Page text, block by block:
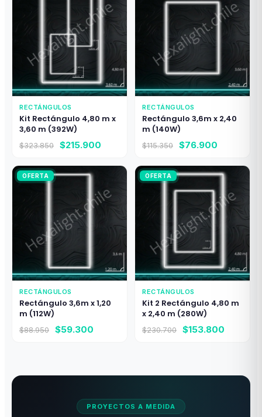
RECTÁNGULOS
Kit Rectángulo 4,80 m x
3,60 m (392W)
$323.850
El
original
era:
$323.850.
$215.900
actual
$215.900.
RECTÁNGULOS
Rectángulo 3,6m x 2,40
m (140W)
$115.350
El
original
era:
$115.350.
$76.900
actual
es:
OFERTA
RECTÁNGULOS
Rectángulo 3,6m x 1,20
m (112W)
$88.950
El
$88.950.
$59.300
$59.300.
OFERTA
RECTÁNGULOS
Kit 2 Rectángulo 4,80 m
x 2,40 m (280W)
$230.700
El
$230.700.
$153.800
PROYECTOS A MEDIDA